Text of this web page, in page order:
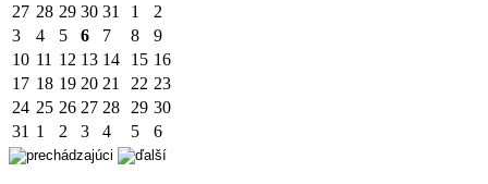
27 28 29 30 31 1
2
3
4 5 6 7 8
9
10 11 12 13 14 15 16
17 18 19 20 21 22 23
24 25 26 27 28 29 30
31 1 2 3 4 5 6